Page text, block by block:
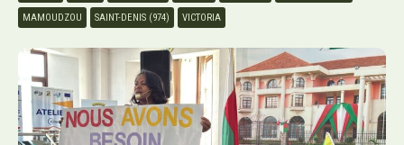
MAMOUDZOU SAINT-DENIS (974) VICTORIA